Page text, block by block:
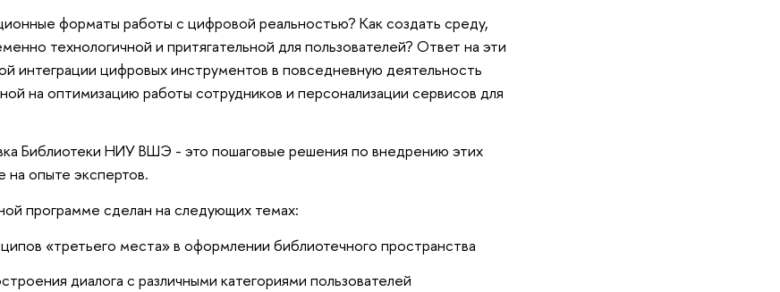
форматы работы с цифровой реальностью? Как создать среду,
технологичной и притягательной для пользователей? Ответ на эти
интеграции цифровых инструментов в повседневную деятельность
на оптимизацию работы сотрудников и персонализации сервисов для
Библиотеки НИУ ВШЭ - это пошаговые решения по внедрению этих
на опыте экспертов.
программе сделан на следующих темах:
«третьего места» в оформлении библиотечного пространства
диалога с различными категориями пользователей